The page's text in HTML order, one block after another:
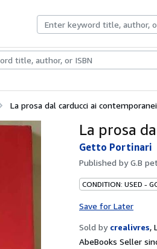
Rare BooksArt & Collectibles
La prosa dal carducci ai contemporanei
La prosa
Getto Portinari
Published byG.B
CONDITION: USED -
Save for Later
Sold by crealivres,
AbeBooks Seller